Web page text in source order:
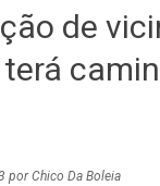
de
porChico Da Boleia